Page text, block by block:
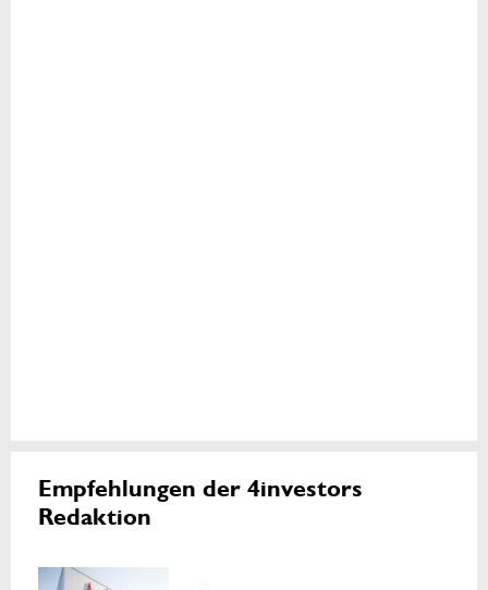
Empfehlungen der 4investors
Redaktion